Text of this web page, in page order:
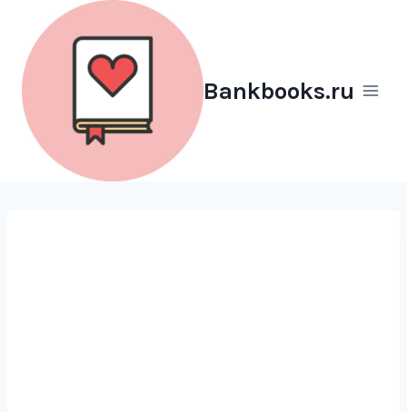
Перейти
содержимому
Bankbooks.ru